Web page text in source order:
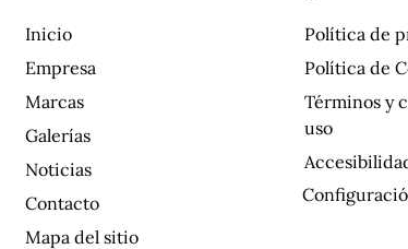
Inicio
Empresa
Marcas
Galerías
Noticias
Contacto
Mapa del sitio
Política de
Política de
Términos y
uso